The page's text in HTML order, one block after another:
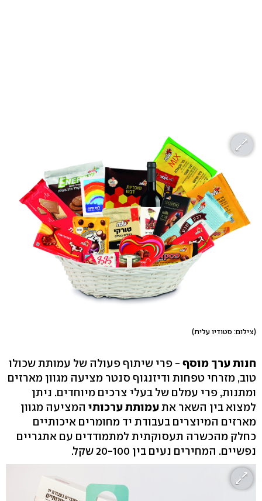
(צילום: סטודיו עלית)
חנות ערך מוסף - פרי שיתוף פעולה של עמותת שכולו
טוב, מזרחי טפחות ודיזנגוף סנטר מציעה מגוון מארזים
ומתנות, פרי עמלם של בעלי צרכים מיוחדים. ניתן
למצוא בין השאר אתעמותת ערכותי המציעה מגוון
מארזים המיוצרים בעבודת יד מחומרים איכותיים
כחלק מהכשרה תעסוקתית למתמודדים עם אתגריים
נפשיים. המחירים נעים בין 20-100 שקל.